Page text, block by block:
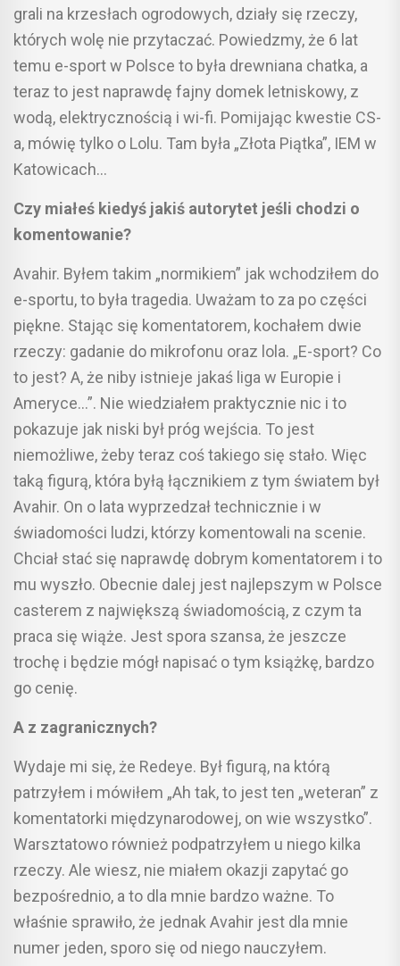
grali na krzesłach ogrodowych, działy się rzeczy,
których wolę nie przytaczać. Powiedzmy, że 6 lat
temu e-sport w Polsce to była drewniana chatka, a
teraz to jest naprawdę fajny domek letniskowy, z
wodą, elektrycznością i wi-fi. Pomijając kwestie CS-
a, mówię tylko o Lolu. Tam była „Złota Piątka”, IEM w
Katowicach…
Czy miałeś kiedyś jakiś autorytet jeśli chodzi o
komentowanie?
Avahir. Byłem takim „normikiem” jak wchodziłem do
e-sportu, to była tragedia. Uważam to za po części
piękne. Stając się komentatorem, kochałem dwie
rzeczy: gadanie do mikrofonu oraz lola. „E-sport? Co
to jest? A, że niby istnieje jakaś liga w Europie i
Ameryce…”. Nie wiedziałem praktycznie nic i to
pokazuje jak niski był próg wejścia. To jest
niemożliwe, żeby teraz coś takiego się stało. Więc
taką figurą, która byłą łącznikiem z tym światem był
Avahir. On o lata wyprzedzał technicznie i w
świadomości ludzi, którzy komentowali na scenie.
Chciał stać się naprawdę dobrym komentatorem i to
mu wyszło. Obecnie dalej jest najlepszym w Polsce
casterem z największą świadomością, z czym ta
praca się wiąże. Jest spora szansa, że jeszcze
trochę i będzie mógł napisać o tym książkę, bardzo
go cenię.
A z zagranicznych?
Wydaje mi się, że Redeye. Był figurą, na którą
patrzyłem i mówiłem „Ah tak, to jest ten „weteran” z
komentatorki międzynarodowej, on wie wszystko”.
Warsztatowo również podpatrzyłem u niego kilka
rzeczy. Ale wiesz, nie miałem okazji zapytać go
bezpośrednio, a to dla mnie bardzo ważne. To
właśnie sprawiło, że jednak Avahir jest dla mnie
numer jeden, sporo się od niego nauczyłem.